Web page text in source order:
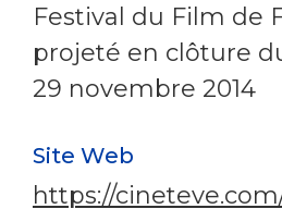
Festival du Film de
projeté en clôture
29 novembre 2014
Site Web
https://